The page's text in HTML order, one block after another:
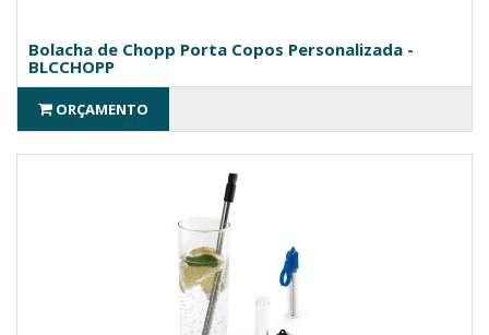
Bolacha de Chopp Porta Copos Personalizada -
BLCCHOPP
ORÇAMENTO